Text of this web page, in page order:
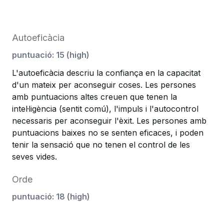
Autoeficàcia
puntuació: 15 (high)
L'autoeficàcia descriu la confiança en la capacitat
d'un mateix per aconseguir coses. Les persones
amb puntuacions altes creuen que tenen la
intel·ligència (sentit comú), l'impuls i l'autocontrol
necessaris per aconseguir l'èxit. Les persones amb
puntuacions baixes no se senten eficaces, i poden
tenir la sensació que no tenen el control de les
seves vides.
Orde
puntuació: 18 (high)